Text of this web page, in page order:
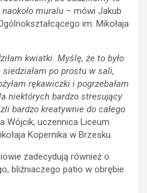
muralu – mówi Jakub
im. Mikołaja
kwiatki. Myślę, że to było
po prostu w sali,
rękawiczki i pogrzebałam
niektórych bardzo stresujący
bardzo kreatywnie do całego
Wójcik, uczennica Liceum
Kopernika w Brzesku.
zadecydują również o
bliźniaczego patio w obrębie